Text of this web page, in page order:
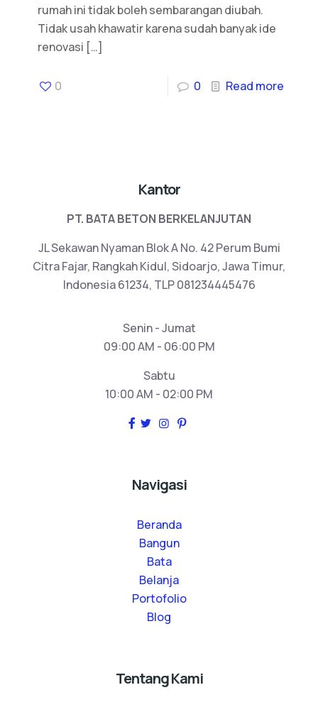
rumah ini tidak boleh sembarangan diubah.
Tidak usah khawatir karena sudah banyak ide
renovasi […]
0 0 Read more
Kantor
PT. BATA BETON BERKELANJUTAN
JL Sekawan Nyaman Blok A No. 42 Perum Bumi
Citra Fajar, Rangkah Kidul, Sidoarjo, Jawa Timur,
Indonesia 61234, TLP 081234445476
Senin - Jumat
09:00 AM - 06:00 PM
Sabtu
10:00 AM - 02:00 PM
Navigasi
Beranda
Bangun
Bata
Belanja
Portofolio
Blog
Tentang Kami